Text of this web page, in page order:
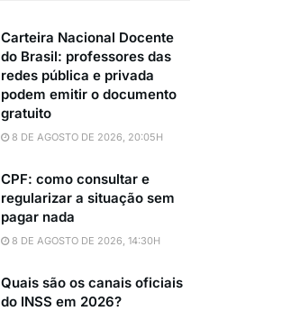
Carteira Nacional Docente
do Brasil: professores das
redes pública e privada
podem emitir o documento
gratuito
8 DE AGOSTO DE 2026, 20:05H
CPF: como consultar e
regularizar a situação sem
pagar nada
8 DE AGOSTO DE 2026, 14:30H
Quais são os canais oficiais
do INSS em 2026?